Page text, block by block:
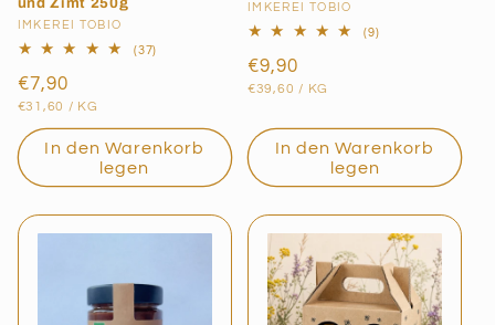
Anbieter:
IMKEREI TOBIO
(37)
Normaler
Preis
€7,90
GRUNDPREIS
€31,60 / PRO
KG
In den Warenkorb
legen
Anbieter:
IMKEREI TOBIO
(9)9
Normaler
Preis
€9,90
GRUNDPREIS
€39,60 / PRO
KG
In den Warenkorb
legen